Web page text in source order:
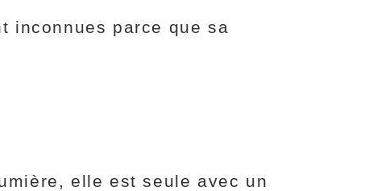
inconnues parce que sa
elle est seule avec un